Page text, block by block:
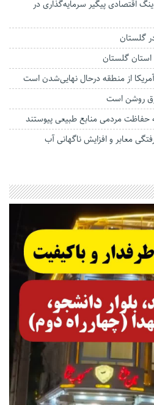
بابک زنجانی با ۱۱ هلدینگ اقتصادی پیگیر سرمایه‌گذاری در
گلستان
از منطقه درحال نهایی‌شدن است
روشن است
معابر و افزایش ناگهانی آب